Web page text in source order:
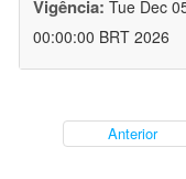
Vigência: Tue Dec
00:00:00 BRT 2026
Anterior